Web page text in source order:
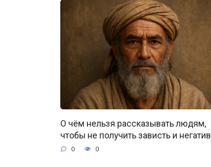
О чём нельзя рассказывать людям,
чтобы не получить зависть и негатив
0 0